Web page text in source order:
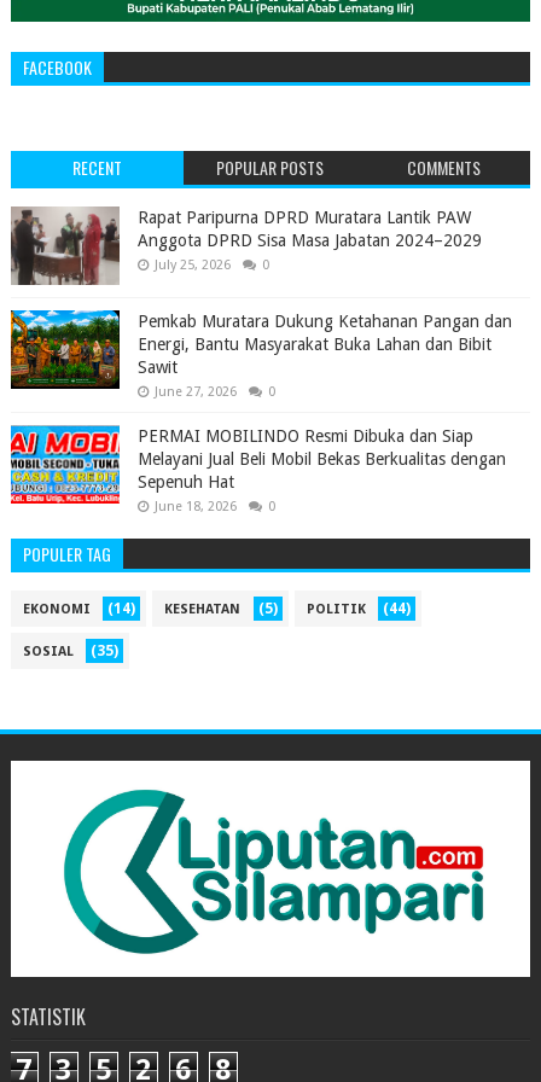
FACEBOOK
RECENT POPULAR POSTS COMMENTS
‎Rapat Paripurna DPRD Muratara Lantik PAW
Anggota DPRD Sisa Masa Jabatan 2024–2029 ‎
July 25, 2026 0
Pemkab Muratara Dukung Ketahanan Pangan dan
Energi, Bantu Masyarakat Buka Lahan dan Bibit
Sawit
June 27, 2026 0
PERMAI MOBILINDO Resmi Dibuka dan Siap
Melayani Jual Beli Mobil Bekas Berkualitas dengan
Sepenuh Hat
June 18, 2026 0
POPULER TAG
EKONOMI (14) KESEHATAN (5) POLITIK (44)
SOSIAL (35)
STATISTIK
7 3 5 2 6 8